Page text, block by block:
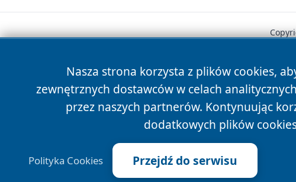
Nasza strona korzysta z plików cookies,
zewnętrznych dostawców w celach
przez naszych partnerów. Kontynuując
dodatkowych plików
Polityka Cookies Przejdź do serwisu
News